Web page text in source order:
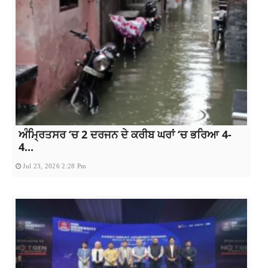
ਅੰਮ੍ਰਿਤਸਰ ‘ਚ 2 ਦਰਜਨ ਦੇ ਕਰੀਬ ਘਰਾਂ ‘ਚ ਭਰਿਆ 4-
4...
Jul 23, 2026 2:28 Pm